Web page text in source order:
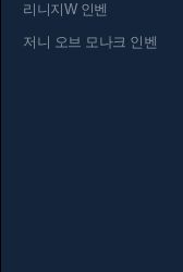
리니지W 인벤
저니 오브 모나크 인벤